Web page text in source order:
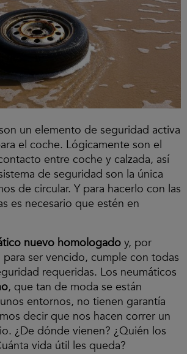
son un elemento de seguridad activa
el coche. Lógicamente son el
entre coche y calzada, así
de seguridad son la única
de circular. Y para hacerlo con las
es necesario que estén en
nuevo homologadoy, por
ser vencido, cumple con todas
requeridas. Los neumáticos
, que tan de moda se están
entornos, no tienen garantía
decir que nos hacen correr un
¿De dónde vienen? ¿Quién los
vida útil les queda?